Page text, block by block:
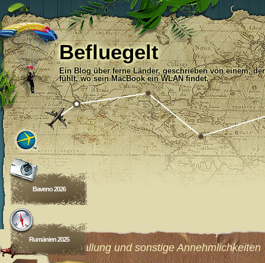
Befluegelt
Ein Blog über ferne Länder, geschrieben von einem,
fühlt, wo sein MacBook ein WLAN findet.
Baveno 2026
Rumänien 2025
Beschallung und sonstige Annehmlichkeiten